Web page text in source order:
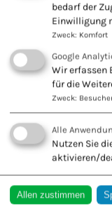
Europäischer
Naturheilkunde
Wiesbadener Str.
47138 Duisburg
Tel.: 0203 544250
Fax: 0203
QUICK LINKS
Schule
bedarf der
Einwilligung
Zweck: Komfort
Google
Wir erfassen
für die
Zweck:
Alle
Nutzen Sie
aktivieren/
Allen zustimmen